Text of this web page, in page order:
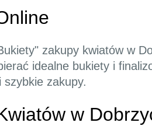
zakupy kwiatów w
idealne bukiety i
zakupy.
w